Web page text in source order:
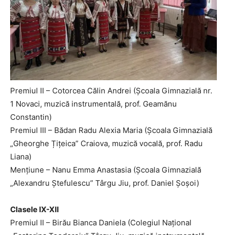
Premiul II – Cotorcea Călin Andrei (Școala Gimnazială nr.
1 Novaci, muzică instrumentală, prof. Geamănu
Constantin)
Premiul III – Bădan Radu Alexia Maria (Școala Gimnazială
„Gheorghe Țițeica” Craiova, muzică vocală, prof. Radu
Liana)
Mențiune – Nanu Emma Anastasia (Școala Gimnazială
„Alexandru Ștefulescu” Târgu Jiu, prof. Daniel Șoșoi)
Clasele IX-XII
Premiul II – Birău Bianca Daniela (Colegiul Național